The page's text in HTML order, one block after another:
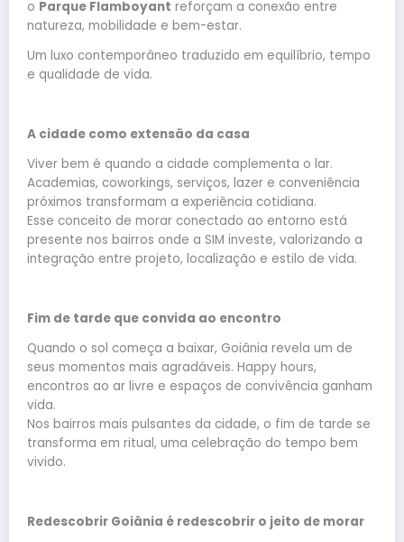
o Parque Flamboyant reforçam a conexão entre
natureza, mobilidade e bem-estar.
Um luxo contemporâneo traduzido em equilíbrio, tempo
e qualidade de vida.
A cidade como extensão da casa
Viver bem é quando a cidade complementa o lar.
Academias, coworkings, serviços, lazer e conveniência
próximos transformam a experiência cotidiana.
Esse conceito de morar conectado ao entorno está
presente nos bairros onde a SIM investe, valorizando a
integração entre projeto, localização e estilo de vida.
Fim de tarde que convida ao encontro
Quando o sol começa a baixar, Goiânia revela um de
seus momentos mais agradáveis. Happy hours,
encontros ao ar livre e espaços de convivência ganham
vida.
Nos bairros mais pulsantes da cidade, o fim de tarde se
transforma em ritual, uma celebração do tempo bem
vivido.
Redescobrir Goiânia é redescobrir o jeito de morar